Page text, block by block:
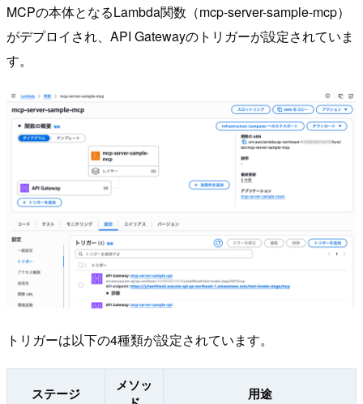
MCPの本体となるLambda関数（mcp-server-sample-mcp）
がデプロイされ、API Gatewayのトリガーが設定されていま
す。
トリガーは以下の4種類が設定されています。
ステージ
メソッ
用途